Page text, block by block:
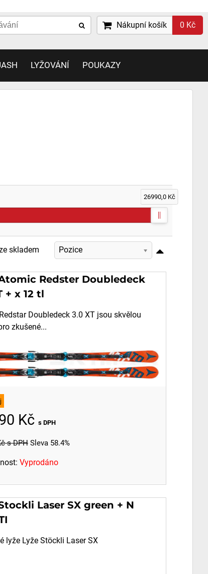
Nákupní košík 0 Kč
LYŽOVÁNÍ POUKAZY
26990,0 Kč
Pozice
skladem
Redster Doubledeck
+ x 12 tl
Doubledeck 3.0 XT jsou skvělou
zkušené...
Kčs DPH
s DPH Sleva 58.4%
Vyprodáno
Laser SX green + N
lyže Lyže Stöckli Laser SX